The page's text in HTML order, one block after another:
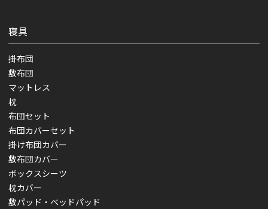
寝具
掛布団
敷布団
マットレス
枕
布団セット
布団カバーセット
掛け布団カバー
敷布団カバー
ボックスシーツ
枕カバー
敷パッド・ベッドパッド